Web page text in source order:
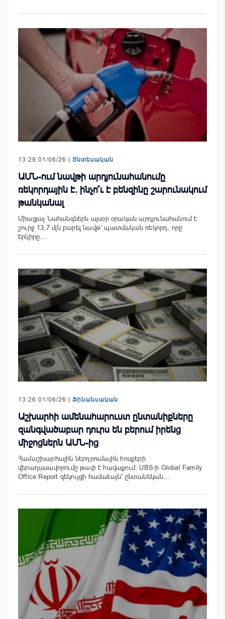
13:29 01/06/26 | Տնտեսական
ԱՄՆ-ում նավթի արդյունահանումը
ռեկորդային է. ինչո՞ւ է բենզինը շարունակում
թանկանալ
Միացյալ Նահանգներն այսօր օրական արդյունահանում է
շուրջ 13,7 մլն բարել նավթ՝ պատմական ռեկորդ, որը
երկիրը…
13:26 01/06/26 | Ֆինանսական
Աշխարհի ամենահարուստ ընտանիքները
զանգվածաբար դուրս են բերում իրենց
միջոցներն ԱՄՆ-ից
Համաշխարհային ներդրումային հոսքերի
վերադասավորումը թափ է հավաքում։ UBS-ի Global Family
Office Report զեկույցի համաձայն՝ ընտանեկան…